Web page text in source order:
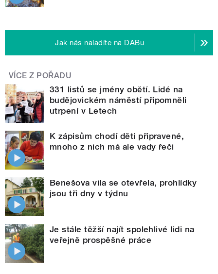
Jak nás naladíte na DABu
VÍCE Z POŘADU
331 listů se jmény obětí. Lidé na
budějovickém náměstí připomněli
utrpení v Letech
K zápisům chodí děti připravené,
mnoho z nich má ale vady řeči
Benešova vila se otevřela, prohlídky
jsou tři dny v týdnu
Je stále těžší najít spolehlivé lidi na
veřejně prospěšné práce